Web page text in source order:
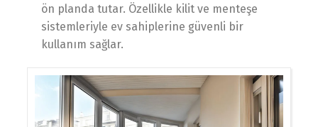
ön planda tutar. Özellikle kilit ve menteşe
sistemleriyle ev sahiplerine güvenli bir
kullanım sağlar.